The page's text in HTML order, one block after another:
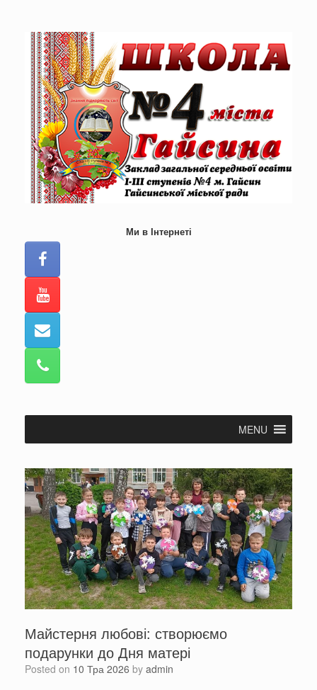
Ми в Інтернеті
MENU
Майстерня любові: створюємо
подарунки до Дня матері
Posted on 10 Тра 2026 by admin